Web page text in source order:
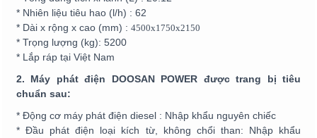
* Nhiên liệu tiêu hao (l/h) : 62
* Dài x rộng x cao (mm) : 4500x1750x2150
* Trọng lượng (kg): 5200
* Lắp ráp tại Việt Nam
2. Máy phát điện DOOSAN POWER được trang bị tiêu
chuẩn sau:
* Động cơ máy phát điện diesel : Nhập khẩu nguyên chiếc
* Đầu phát điện loại kích từ, không chổi than: Nhập khẩu